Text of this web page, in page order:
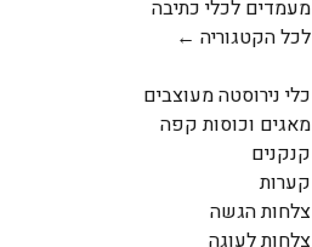
מעמדים לכלי כתיבה
לכל הקטגוריה ←
כלי נירוסטה מעוצבים
מאגים וכוסות קפה
קנקנים
קערות
צלחות הגשה